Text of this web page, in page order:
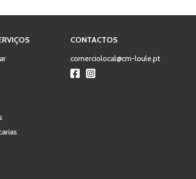
CONTACTOS
comerciolocal@cm-loule.pt